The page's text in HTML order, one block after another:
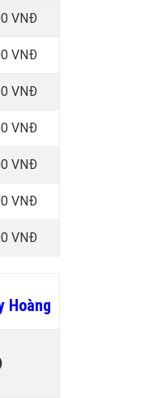
VNĐ
VNĐ
VNĐ
VNĐ
VNĐ
VNĐ
VNĐ
Hoàng